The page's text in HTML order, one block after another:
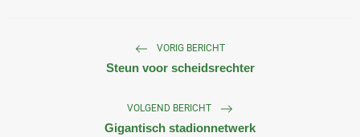
VORIG BERICHT
Steun voor scheidsrechter
VOLGEND BERICHT
Gigantisch stadionnetwerk